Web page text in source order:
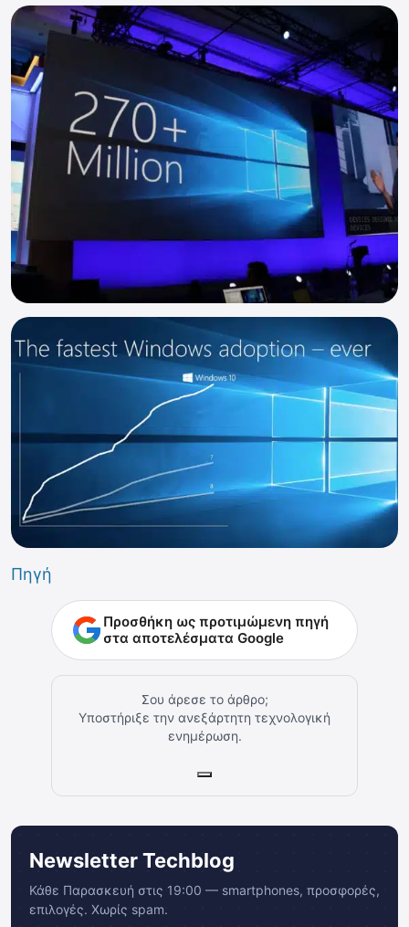
Πηγή
Προσθήκη ως προτιμώμενη πηγή
στα αποτελέσματα Google
Σου άρεσε το άρθρο;
Υποστήριξε την ανεξάρτητη τεχνολογική
ενημέρωση.
Newsletter Techblog
Κάθε Παρασκευή στις 19:00 — smartphones, προσφορές,
επιλογές. Χωρίς spam.